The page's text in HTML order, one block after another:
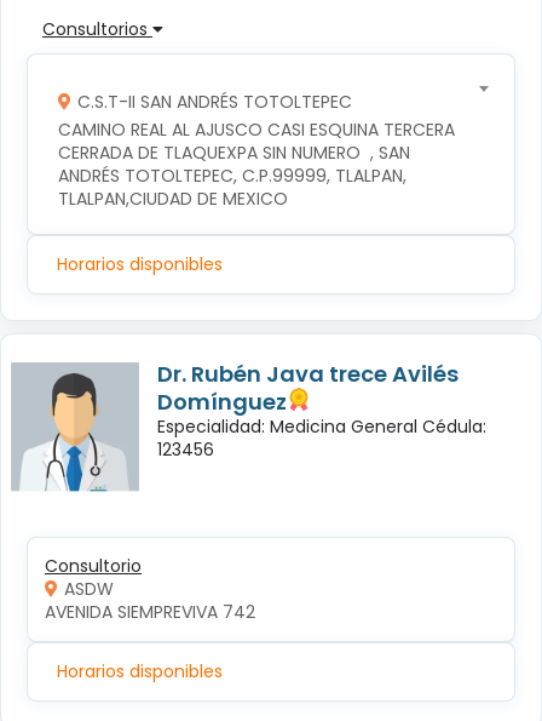
Consultorios
C.S.T-II SAN ANDRÉS TOTOLTEPEC
CAMINO REAL AL AJUSCO CASI ESQUINA TERCERA
CERRADA DE TLAQUEXPA SIN NUMERO  , SAN
ANDRÉS TOTOLTEPEC, C.P.99999, TLALPAN,
TLALPAN,CIUDAD DE MEXICO
Horarios disponibles
Dr. Rubén Java trece Avilés
Domínguez
Especialidad: Medicina General Cédula:
123456
Consultorio
ASDW
AVENIDA SIEMPREVIVA 742
Horarios disponibles